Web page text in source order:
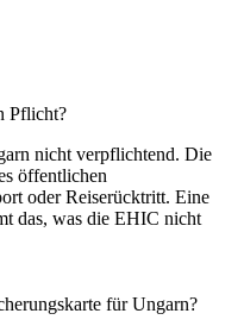
Pflicht?
nicht verpflichtend. Die
öffentlichen
oder Reiserücktritt. Eine
das, was die EHIC nicht
für Ungarn?